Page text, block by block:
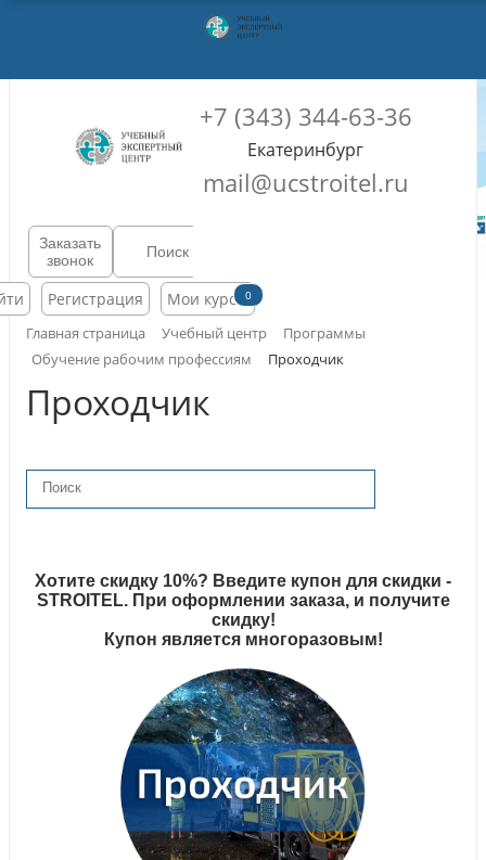
+7 (343) 344-63-36
Екатеринбург
mail@ucstroitel.ru
Заказать
звонок
Регистрация Мои курсы0
Главная страница Учебный центр
Программы
Обучение рабочим профессиям
Проходчик
Проходчик
Хотите скидку 10%? Введите купон для скидки -
STROITEL. При оформлении заказа, и получите
скидку!
Купон является многоразовым!